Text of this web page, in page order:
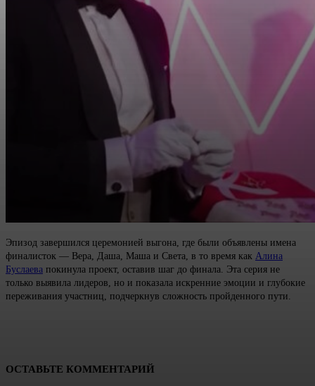
Эпизод завершился церемонией выгона, где были объявлены имена
финалисток — Вера, Даша, Маша и Света, в то время как Алина
Буслаева покинула проект, оставив шаг до финала. Эта серия не
только выявила лидеров, но и показала искренние эмоции и глубокие
переживания участниц, подчеркнув сложность пройденного пути.
ОСТАВЬТЕ КОММЕНТАРИЙ